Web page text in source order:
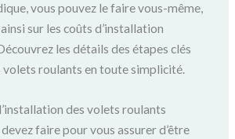
vous pouvez le faire vous-même,
sur les coûts d’installation
les détails des étapes clés
roulants en toute simplicité.
des volets roulants
faire pour vous assurer d’être